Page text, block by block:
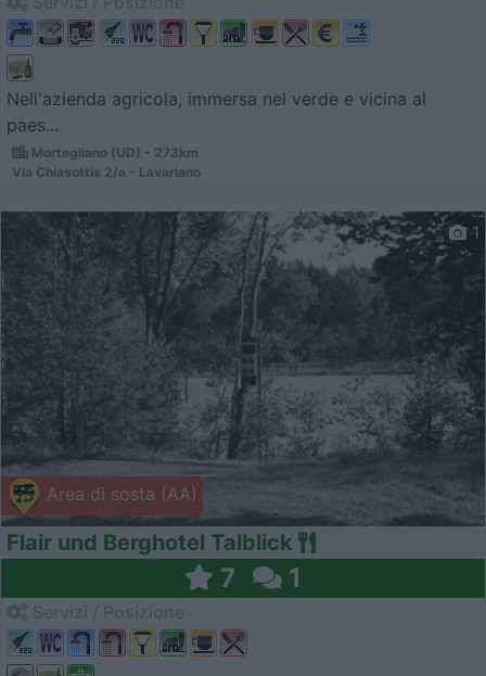
Nell'azienda agricola, immersa nel verde e vicina al
paes...
Mortegliano (UD) - 273km
Via Chiasottis 2/a - Lavariano
Area di sosta (AA)
1
Flair und Berghotel Talblick
7 1